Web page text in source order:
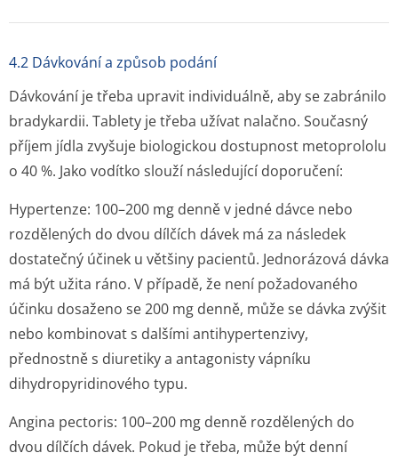
4.2 Dávkování a způsob podání
Dávkování je třeba upravit individuálně, aby se zabránilo
bradykardii. Tablety je třeba užívat nalačno. Současný
příjem jídla zvyšuje biologickou dostupnost metoprololu
o 40 %. Jako vodítko slouží následující doporučení:
Hypertenze: 100–200 mg denně v jedné dávce nebo
rozdělených do dvou dílčích dávek má za následek
dostatečný účinek u většiny pacientů. Jednorázová dávka
má být užita ráno. V případě, že není požadovaného
účinku dosaženo se 200 mg denně, může se dávka zvýšit
nebo kombinovat s dalšími antihypertenzivy,
přednostně s diuretiky a antagonisty vápníku
dihydropyridi­nového typu.
Angina pectoris: 100–200 mg denně rozdělených do
dvou dílčích dávek. Pokud je třeba, může být denní